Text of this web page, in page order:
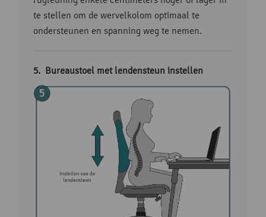
te stellen om de wervelkolom optimaal te
ondersteunen en spanning weg te nemen.
Bureaustoel met lendensteun instellen